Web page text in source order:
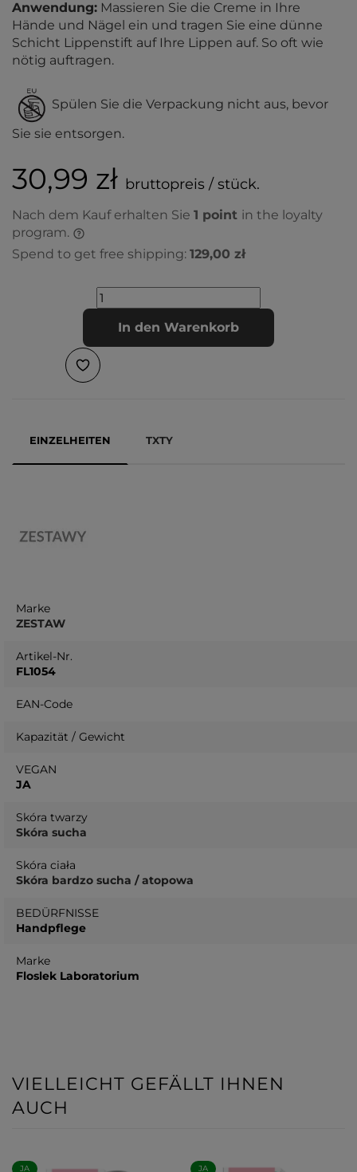
Anwendung: Massieren Sie die Creme in Ihre
Hände und Nägel ein und tragen Sie eine dünne
Schicht Lippenstift auf Ihre Lippen auf. So oft wie
nötig auftragen.
Spülen Sie die Verpackung nicht aus, bevor
Sie sie entsorgen.
30,99 zł bruttopreis / stück.
Nach dem Kauf erhalten Sie 1 point in the loyalty
program.
Spend to get free shipping: 129,00 zł
In den Warenkorb
EINZELHEITEN TXTY
Marke
ZESTAW
Artikel-Nr.
FL1054
EAN-Code
Kapazität / Gewicht
VEGAN
JA
Skóra twarzy
Skóra sucha
Skóra ciała
Skóra bardzo sucha / atopowa
BEDÜRFNISSE
Handpflege
Marke
Floslek Laboratorium
VIELLEICHT GEFÄLLT IHNEN
AUCH
JA JA